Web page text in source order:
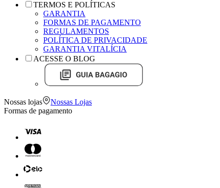
TERMOS E POLÍTICAS
GARANTIA
FORMAS DE PAGAMENTO
REGULAMENTOS
POLÍTICA DE PRIVACIDADE
GARANTIA VITALÍCIA
ACESSE O BLOG
Nossas lojas
Nossas Lojas
Formas de pagamento